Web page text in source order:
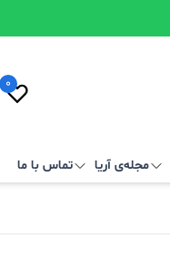
0
مجله‌ی آریا تماس با ما